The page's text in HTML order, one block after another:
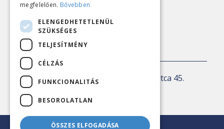
E-mail: sajto@nezopont.hu
KAPCSOLAT
Levelezési cím:1143 Budapest, Ilka utca 45.
E-mail:iroda@nezopont.hu
megfelelően. Bővebben
ELENGEDHETETLENÜL
SZÜKSÉGES
TELJESÍTMÉNY
CÉLZÁS
FUNKCIONALITÁS
BESOROLATLAN
ÖSSZES ELFOGADÁSA